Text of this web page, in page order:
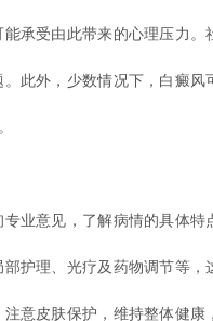
受由此带来的心理压力。
此外，少数情况下，白癜风
意见，了解病情的具体特
护理、光疗及药物调节等，
意皮肤保护，维持整体健康